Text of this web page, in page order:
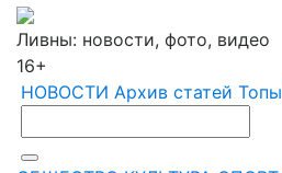
Ливны: новости, фото, видео
16+
НОВОСТИ Архив статей Топы